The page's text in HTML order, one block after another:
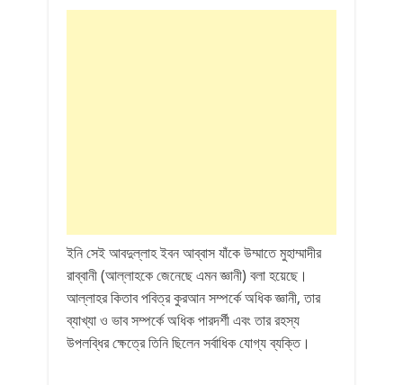
ইনি সেই আবদুল্লাহ ইবন আব্বাস যাঁকে উম্মাতে মুহাম্মাদীর
রাব্বানী (আল্লাহকে জেনেছে এমন জ্ঞানী) বলা হয়েছে।
আল্লাহর কিতাব পবিত্র কুরআন সম্পর্কে অধিক জ্ঞানী, তার
ব্যাখ্যা ও ভাব সম্পর্কে অধিক পারদর্শী এবং তার রহস্য
উপলব্ধির ক্ষেত্রে তিনি ছিলেন সর্বাধিক যোগ্য ব্যক্তি।